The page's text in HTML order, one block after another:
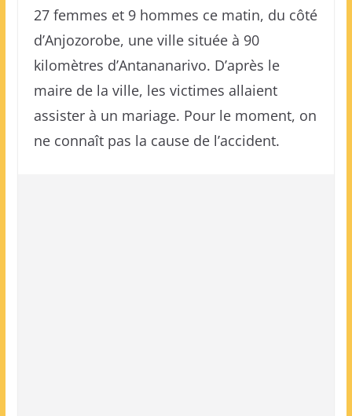
27 femmes et 9 hommes ce matin, du côté
d’Anjozorobe, une ville située à 90
kilomètres d’Antananarivo. D’après le
maire de la ville, les victimes allaient
assister à un mariage. Pour le moment, on
ne connaît pas la cause de l’accident.